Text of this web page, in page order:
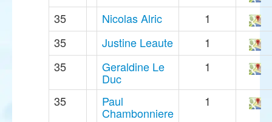
35
Nicolas Alric
1
35
Justine Leaute
1
35
Geraldine Le
Duc
1
35 Paul
Chambonniere
1